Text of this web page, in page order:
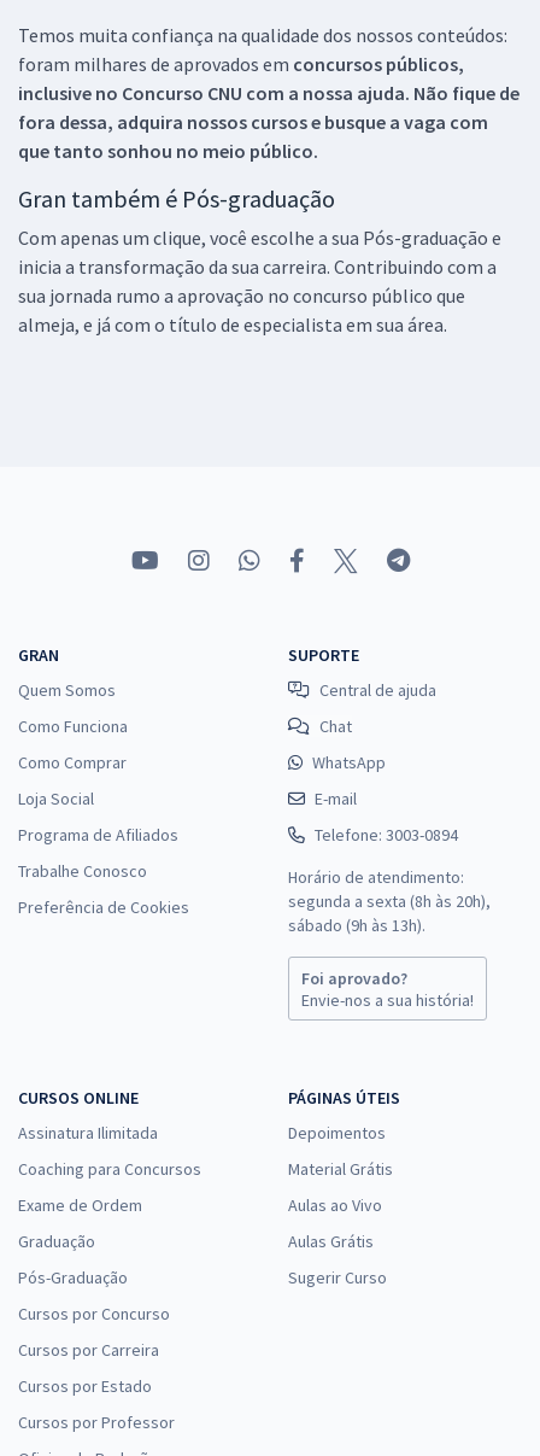
Temos muita confiança na qualidade dos nossos conteúdos:
foram milhares de aprovados em concursos públicos,
inclusive no Concurso CNU com a nossa ajuda. Não fique de
fora dessa, adquira nossos cursos e busque a vaga com
que tanto sonhou no meio público.
Gran também é Pós-graduação
Com apenas um clique, você escolhe a sua Pós-graduação e
inicia a transformação da sua carreira. Contribuindo com a
sua jornada rumo a aprovação no concurso público que
almeja, e já com o título de especialista em sua área.
GRAN
Quem Somos
Como Funciona
Como Comprar
Loja Social
Programa de Afiliados
Trabalhe Conosco
Preferência de Cookies
SUPORTE
Central de ajuda
Chat
WhatsApp
E-mail
Telefone: 3003-0894
Horário de atendimento:
segunda a sexta (8h às 20h),
sábado (9h às 13h).
Foi aprovado?
Envie-nos a sua história!
CURSOS ONLINE
Assinatura Ilimitada
Coaching para Concursos
Exame de Ordem
Graduação
Pós-Graduação
Cursos por Concurso
Cursos por Carreira
Cursos por Estado
Cursos por Professor
PÁGINAS ÚTEIS
Depoimentos
Material Grátis
Aulas ao Vivo
Aulas Grátis
Sugerir Curso